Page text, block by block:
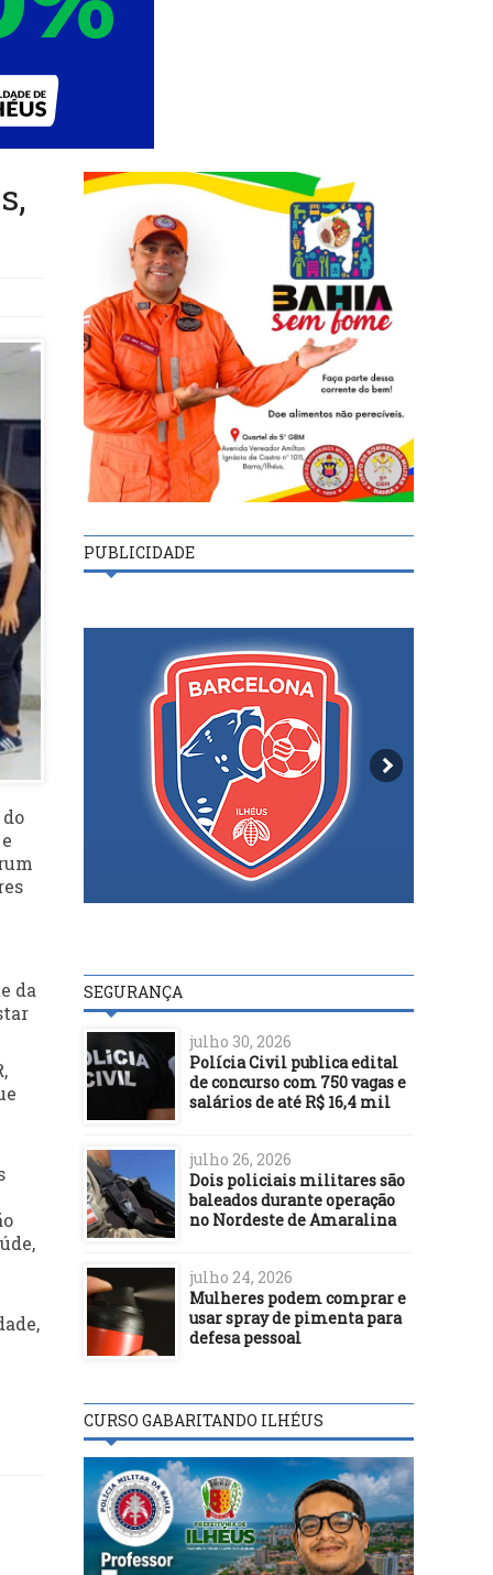
da
PUBLICIDADE
SEGURANÇA
julho 30, 2026
Polícia Civil publica edital
de concurso com 750 vagas e
salários de até R$ 16,4 mil
julho 26, 2026
Dois policiais militares são
baleados durante operação
no Nordeste de Amaralina
julho 24, 2026
Mulheres podem comprar e
usar spray de pimenta para
defesa pessoal
CURSO GABARITANDO ILHÉUS